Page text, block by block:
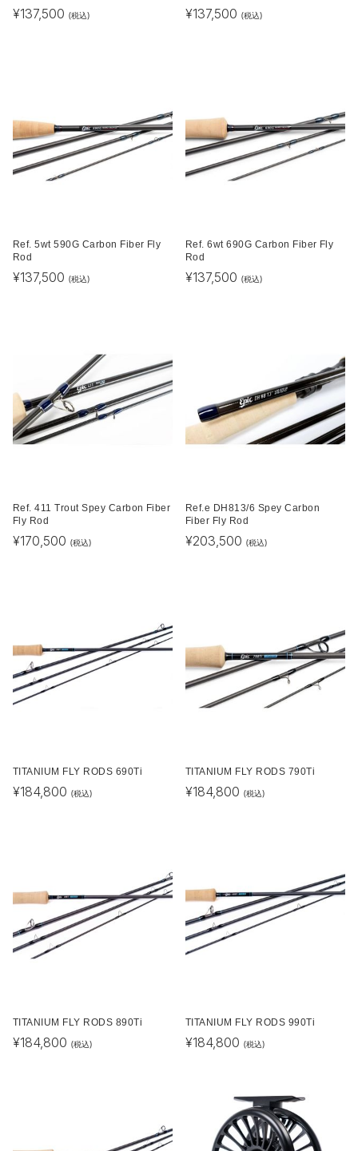
¥137,500 (税込) ¥137,500 (税込)
Ref. 5wt 590G Carbon Fiber Fly
Rod
¥137,500 (税込)
Ref. 6wt 690G Carbon Fiber Fly
Rod
¥137,500 (税込)
Ref. 411 Trout Spey Carbon Fiber
Fly Rod
¥170,500 (税込)
Ref.e DH813/6 Spey Carbon
Fiber Fly Rod
¥203,500 (税込)
TITANIUM FLY RODS 690Ti
¥184,800 (税込)
TITANIUM FLY RODS 790Ti
¥184,800 (税込)
TITANIUM FLY RODS 890Ti
¥184,800 (税込)
TITANIUM FLY RODS 990Ti
¥184,800 (税込)